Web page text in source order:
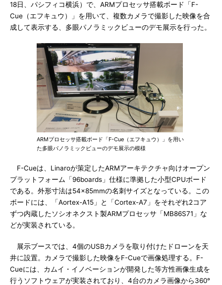
18日、パシフィコ横浜）で、ARMプロセッサ搭載ボード「F-
Cue（エフキュウ）」を用いて、複数カメラで撮影した映像を合
成して表示する、多眼パノラミックビューのデモ展示を行った。
ARMプロセッサ搭載ボード「F-Cue（エフキュウ）」を用い
た多眼パノラミックビューのデモ展示の模様
F-Cueは、Linaroが策定したARMアーキテクチャ向けオープン
プラットフォーム「96boards」仕様に準拠した小型CPUボード
である。外形寸法は54×85mmの名刺サイズとなっている。この
ボードには、「Aortex-A15」と「Cortex-A7」をそれぞれ2コア
ずつ内蔵したソシオネクスト製ARMプロセッサ「MB86S71」な
どが実装されている。
展示ブースでは、4個のUSBカメラを取り付けたドローンを天
井に設置。カメラで撮影した映像をF-Cueで画像処理する。F-
Cueには、カムイ・イノベーションが開発した等方性画像生成を
行うソフトウェアが実装されており、4台のカメラ画像から360°